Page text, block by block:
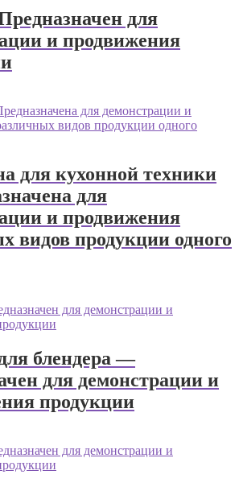
для
и продвижения
для кухонной техники
для
и продвижения
видов продукции одного
блендера —
для демонстрации и
продукции